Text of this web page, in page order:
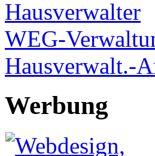
Hausverwalter
WEG-
Hausverwalt.-
Werbung